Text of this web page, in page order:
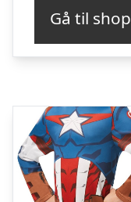
Gå til shop